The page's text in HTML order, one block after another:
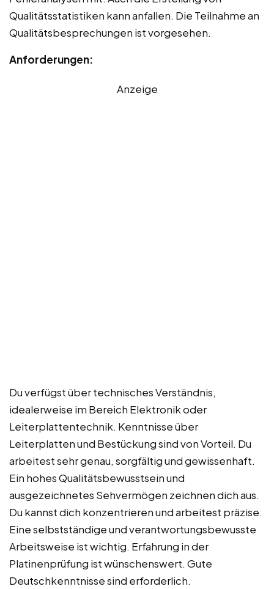
Qualitätsstatistiken kann anfallen. Die Teilnahme an
Qualitätsbesprechungen ist vorgesehen.
Anforderungen:
Anzeige
Du verfügst über technisches Verständnis,
idealerweise im Bereich Elektronik oder
Leiterplattentechnik. Kenntnisse über
Leiterplatten und Bestückung sind von Vorteil. Du
arbeitest sehr genau, sorgfältig und gewissenhaft.
Ein hohes Qualitätsbewusstsein und
ausgezeichnetes Sehvermögen zeichnen dich aus.
Du kannst dich konzentrieren und arbeitest präzise.
Eine selbstständige und verantwortungsbewusste
Arbeitsweise ist wichtig. Erfahrung in der
Platinenprüfung ist wünschenswert. Gute
Deutschkenntnisse sind erforderlich.